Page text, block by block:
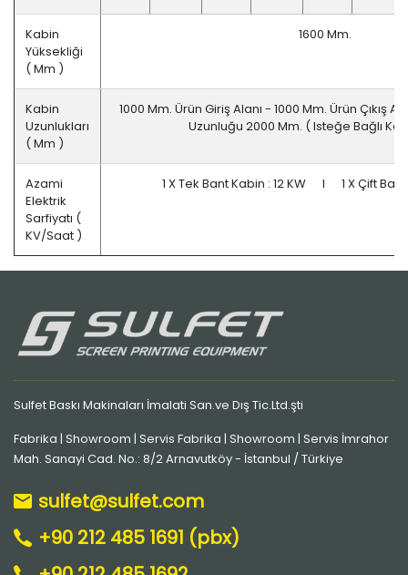
Kabin
Yüksekliği
( Mm )
1600 Mm.
Kabin
Uzunlukları
( Mm )
1000 Mm. Ürün Giriş Alanı - 1000 Mm. Ürün Çıkış
Uzunluğu 2000 Mm. ( Isteğe Bağlı
Azami
Elektrik
Sarfiyatı (
KV/saat )
1 X Tek Bant Kabin : 12 KW I 1 X Çift Bant
Sulfet Baskı Makinaları İmalati San.ve Dış Tic.Ltd.şti
Fabrika | Showroom | Servis Fabrika | Showroom | Servis İmrahor
Mah. Sanayi Cad. No.: 8/2 Arnavutköy - İstanbul / Türkiye
sulfet@sulfet.com
+90 212 485 1691 (pbx)